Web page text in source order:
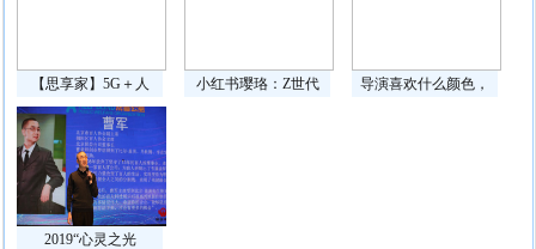
【思享家】5G＋人 小红书璎珞：Z世代 导演喜欢什么颜色，
2019“心灵之光